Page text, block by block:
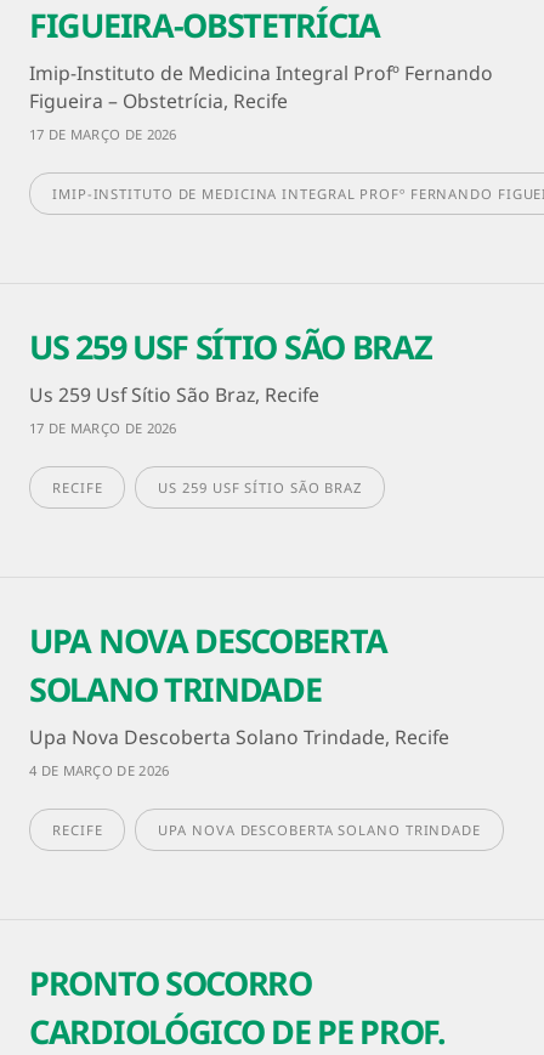
FIGUEIRA-OBSTETRÍCIA
Imip-Instituto de Medicina Integral Profº Fernando
Figueira – Obstetrícia, Recife
17 DE MARÇO DE 2026
IMIP-INSTITUTO DE MEDICINA INTEGRAL PROFº FERNANDO
US 259 USF SÍTIO SÃO BRAZ
Us 259 Usf Sítio São Braz, Recife
17 DE MARÇO DE 2026
RECIFE US 259 USF SÍTIO SÃO BRAZ
UPA NOVA DESCOBERTA
SOLANO TRINDADE
Upa Nova Descoberta Solano Trindade, Recife
4 DE MARÇO DE 2026
RECIFE UPA NOVA DESCOBERTA SOLANO TRINDADE
PRONTO SOCORRO
CARDIOLÓGICO DE PE PROF.